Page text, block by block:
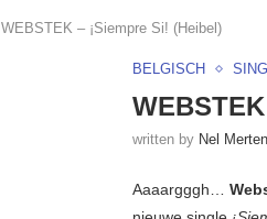
WEBSTEK – ¡Siempre Si! (Heibel)
BELGISCH
written by Nel
Aaaargggh…